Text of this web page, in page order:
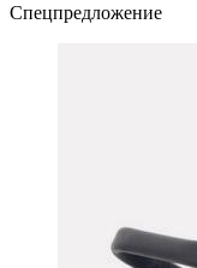
Спецпредложение